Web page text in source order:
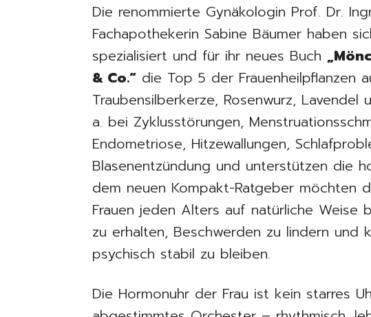
Die renommierte Gynäkologin Prof. Dr.
Fachapothekerin Sabine Bäumer haben
spezialisiert und für ihr neues Buch
& Co.“ die Top 5 der Frauenheilpflanzen
Traubensilberkerze, Rosenwurz, Lavendel
a. bei Zyklusstörungen,
Endometriose, Hitzewallungen,
Blasenentzündung und unterstützen die
dem neuen Kompakt-Ratgeber möchten
Frauen jeden Alters auf natürliche Weise
zu erhalten, Beschwerden zu lindern und
psychisch stabil zu bleiben.
Die Hormonuhr der Frau ist kein starres